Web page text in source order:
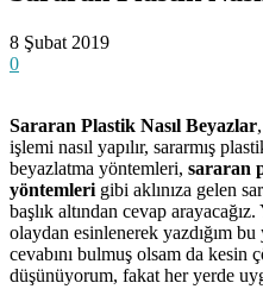
8 Şubat 2019
0
Sararan Plastik Nasıl Beyazlar
işlemi nasıl yapılır, sararmış
beyazlatma yöntemleri, sararan
yöntemleri gibi aklınıza gelen
başlık altından cevap
olaydan esinlenerek yazdığım
cevabını bulmuş olsam da kesin
düşünüyorum, fakat her yerde